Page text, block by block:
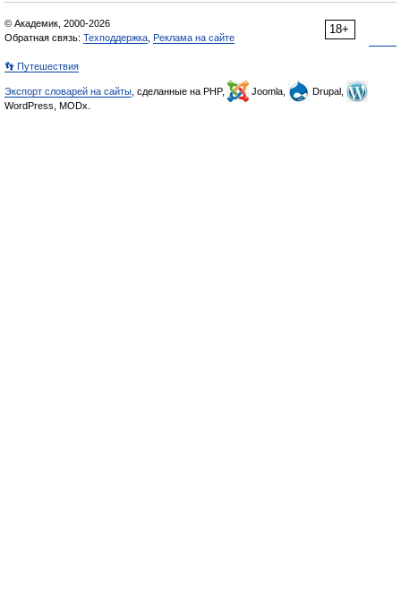
18+
© Академик, 2000-2026
Обратная связь: Техподдержка Реклама на сайте
👣 Путешествия
Экспорт словарей на сайты , сделанные на PHP, Joomla,
Drupal,
WordPress, MODx.